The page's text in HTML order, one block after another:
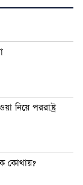
নিয়ে পররাষ্ট্র
কোথায়?